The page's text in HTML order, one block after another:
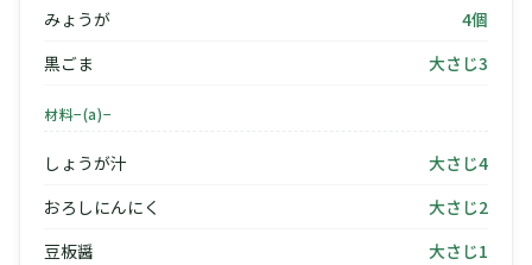
みょうが
4個
黒ごま
大さじ3
材料−(a)−
しょうが汁
大さじ4
おろしにんにく
大さじ2
豆板醤
大さじ1